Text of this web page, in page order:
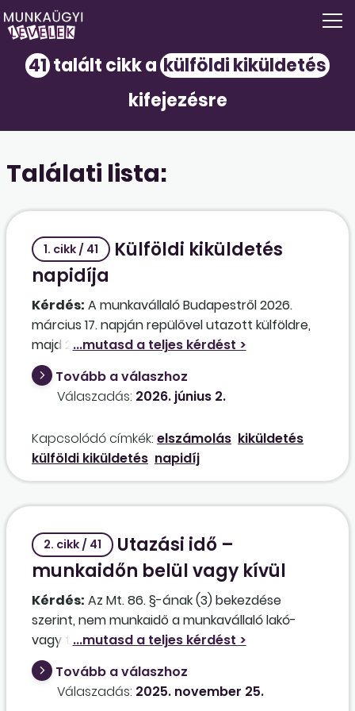
41 talált cikk a külföldi kiküldetés
kifejezésre
Találati lista:
1. cikk / 41
Külföldi kiküldetés
napidíja
Kérdés: A munkavállaló Budapestről 2026.
március 17. napján repülővel utazott külföldre,
majd 2026. március 21. napján érkezett vissza
Budapestre, ez összesen 5 naptári nap és 4
munkanap. Majd 2026. március 22. napján ismét
elutazott külföldre, és 2026. március 27. napján
naptári nap és 5 munkanap. Mennyi napra
számolható el napidíj? Mennyi összeg adható
adómentesen? Ha a munkavállalónak az
utazás előtt euróban napidíj kerül kifizetésre,
mennyi százalékban, és milyen határidőn belül
kell elszámolnia?
Tovább a válaszhoz
Válaszadás: 2026. június 2.
Kapcsolódó címkék: elszámolás kiküldetés
külföldi kiküldetés napidíj
2. cikk / 41
Utazási idő –
munkaidőn belül vagy kívül
Kérdés: Az Mt. 86. §-ának (3) bekezdése
szerint, nem munkaidő a munkavállaló lakó-
vagy tartózkodási helyéről a tényleges
munkavégzés helyére, valamint a munkavégzés
helyéről a lakó- vagy tartózkodási helyére
történő utazás tartama. Hogyan értelmezendő
Tovább a válaszhoz
Válaszadás: 2025. november 25.